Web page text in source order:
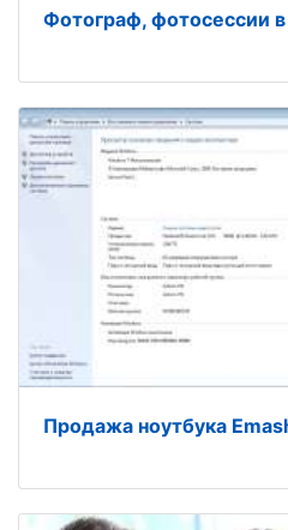
Фотограф, фотосессии
Продажа ноутбука